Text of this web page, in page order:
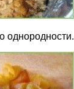
однородности.